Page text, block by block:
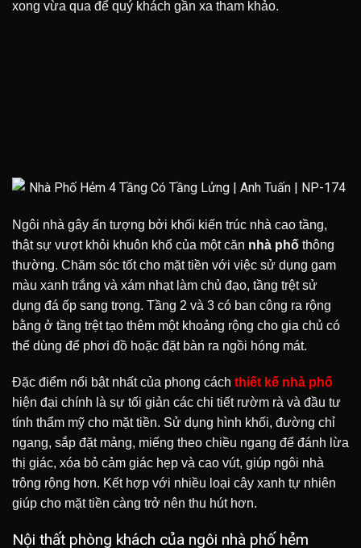
xong vừa qua để quý khách gần xa tham khảo.
Ngôi nhà gây ấn tượng bởi khối kiến trúc nhà cao tầng,
thật sự vượt khỏi khuôn khổ của một căn nhà phố thông
thường. Chăm sóc tốt cho mặt tiền với việc sử dụng gam
màu xanh trắng và xám nhạt làm chủ đạo, tầng trệt sử
dụng đá ốp sang trọng. Tầng 2 và 3 có ban công ra rộng
bằng ở tầng trệt tạo thêm một khoảng rộng cho gia chủ có
thể dùng để phơi đồ hoặc đặt bàn ra ngồi hóng mát.
Đặc điểm nổi bật nhất của phong cách thiết kế nhà phố
hiện đại chính là sự tối giản các chi tiết rườm rà và đầu tư
tính thẩm mỹ cho mặt tiền. Sử dụng hình khối, đường chỉ
ngang, sắp đặt mảng, miếng theo chiều ngang để đánh lừa
thị giác, xóa bỏ cảm giác hẹp và cao vút, giúp ngôi nhà
trông rộng hơn. Kết hợp với nhiều loại cây xanh tự nhiên
giúp cho mặt tiền càng trở nên thu hút hơn.
Nội thất phòng khách của ngôi nhà phố hẻm